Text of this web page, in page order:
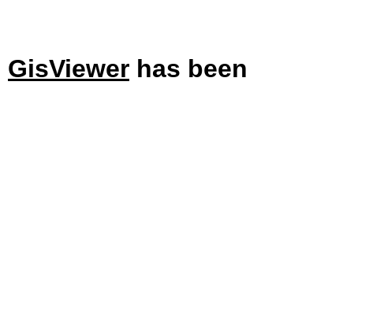
GisViewer has been